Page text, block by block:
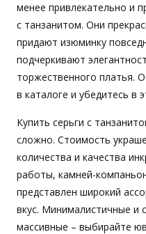
менее привлекательно и
с танзанитом. Они
придают изюминку
подчеркивают
торжественного платья.
в каталоге и убедитесь в
Купить серьги с
сложно. Стоимость
количества и качества
работы, камней-
представлен широкий
вкус. Минималистичные и
массивные – выбирайте